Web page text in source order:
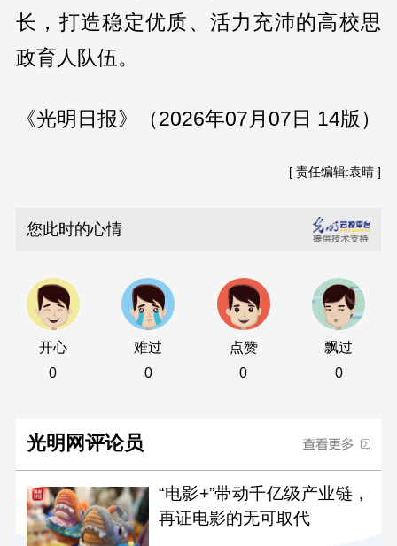
长，打造稳定优质、活力充沛的高校思
政育人队伍。
《光明日报》（2026年07月07日 14版）
[ 责任编辑:袁晴 ]
您此时的心情
开心
0
难过
0
点赞
0
飘过
0
光明网评论员
“电影+”带动千亿级产业链，
再证电影的无可取代